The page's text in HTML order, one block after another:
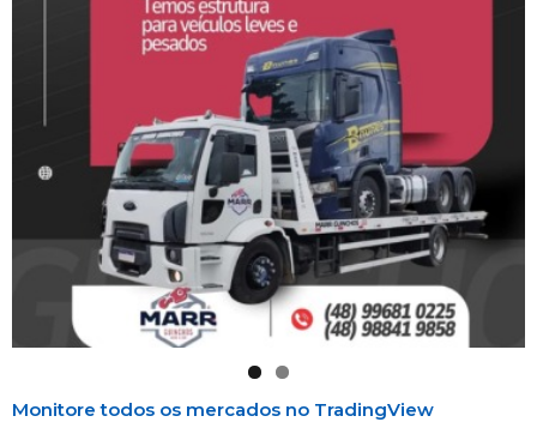
Monitore todos os mercados no TradingView